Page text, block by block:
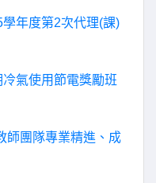
年度第2次代理(課)
氣使用節電獎勵班
師團隊專業精進、成